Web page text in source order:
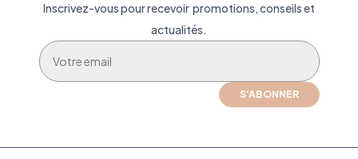
Inscrivez-vous pour recevoir promotions, conseils et
actualités.
S'ABONNER